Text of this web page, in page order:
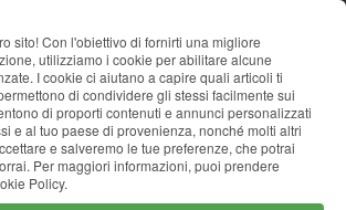
EBANO DUNE
sito! Con l'obiettivo di fornirti una migliore
utilizziamo i cookie per abilitare alcune
I cookie ci aiutano a capire quali articoli ti
di condividere gli stessi facilmente sui
di proporti contenuti e annunci personalizzati
e al tuo paese di provenienza, nonché molti altri
e salveremo le tue preferenze, che potrai
Per maggiori informazioni, puoi prendere
Policy.